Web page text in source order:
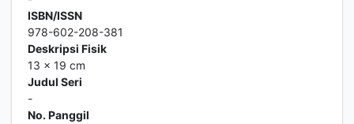
ISBN/ISSN
978-602-208-381
Deskripsi Fisik
13 x 19 cm
Judul Seri
-
No. Panggil